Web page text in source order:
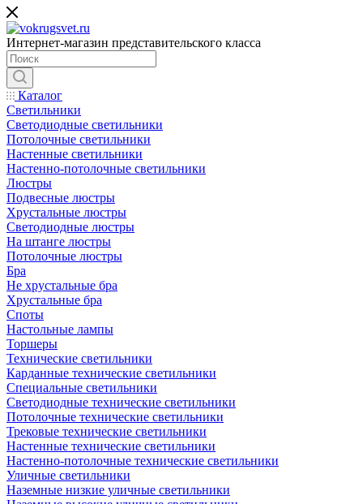
Интернет-магазин представительского класса
Каталог
Светильники
Светодиодные светильники
Потолочные светильники
Настенные светильники
Настенно-потолочные светильники
Люстры
Подвесные люстры
Хрустальные люстры
Светодиодные люстры
На штанге люстры
Потолочные люстры
Бра
Не хрустальные бра
Хрустальные бра
Споты
Настольные лампы
Торшеры
Технические светильники
Карданные технические светильники
Специальные светильники
Светодиодные технические светильники
Потолочные технические светильники
Трековые технические светильники
Настенные технические светильники
Настенно-потолочные технические светильники
Уличные светильники
Наземные низкие уличные светильники